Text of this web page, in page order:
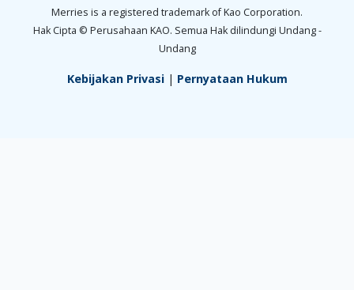
Merries is a registered trademark of Kao Corporation.
Hak Cipta © Perusahaan KAO. Semua Hak dilindungi Undang -
Undang
Kebijakan Privasi| Pernyataan Hukum